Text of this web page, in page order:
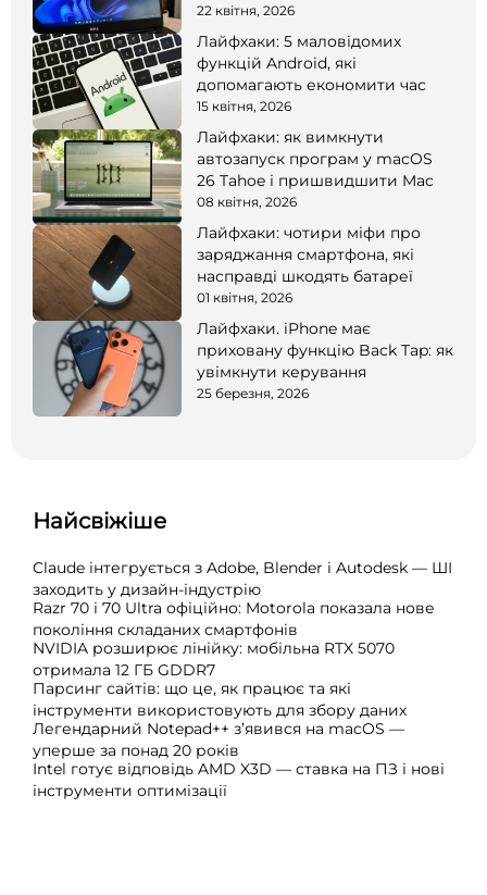
22 квітня, 2026
Лайфхаки: 5 маловідомих
функцій Android, які
допомагають економити час
15 квітня, 2026
Лайфхаки: як вимкнути
автозапуск програм у macOS
26 Tahoe і пришвидшити Mac
08 квітня, 2026
Лайфхаки: чотири міфи про
заряджання смартфона, які
насправді шкодять батареї
01 квітня, 2026
Лайфхаки. iPhone має
приховану функцію Back Tap: як
увімкнути керування
25 березня, 2026
Найсвіжіше
Claude інтегрується з Adobe, Blender і Autodesk — ШІ
заходить у дизайн-індустрію
Razr 70 і 70 Ultra офіційно: Motorola показала нове
покоління складаних смартфонів
NVIDIA розширює лінійку: мобільна RTX 5070
отримала 12 ГБ GDDR7
Парсинг сайтів: що це, як працює та які
інструменти використовують для збору даних
Легендарний Notepad++ з’явився на macOS —
уперше за понад 20 років
Intel готує відповідь AMD X3D — ставка на ПЗ і нові
інструменти оптимізації